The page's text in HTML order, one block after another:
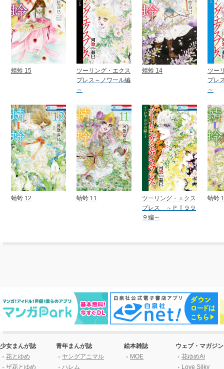
蜻蛉 15
ツーリング・エクス
プレス～ノワール編
～
蜻蛉 14
ツー
プレ
～
蜻蛉 12 蜻蛉 11
ツーリング・エクス
プレス ～ＰＴ９９
９編～
蜻蛉
少女まんが誌
花とゆめ
ザ花とゆめ
青年まんが誌
ヤングアニマル
ハレム
絵本雑誌
MOE
ウェブ・マガジン
花ゆめAi
Love Silky